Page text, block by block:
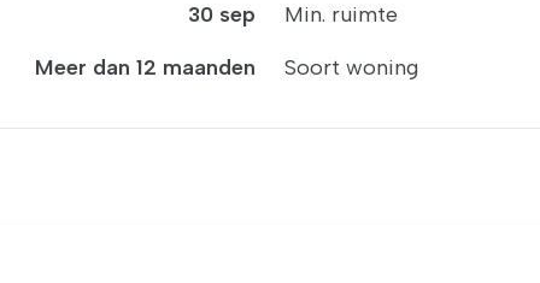
30 sep
Meer dan 12 maanden
Min. ruimte
Soort woning